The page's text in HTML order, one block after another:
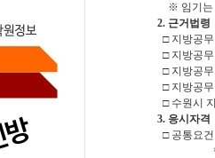
※ 임기는
2. 근거법령
□ 지방공
□ 지방공
□ 지방공
□ 지방공
□ 수원시
3. 응시자격
□ 공통요
행위자등